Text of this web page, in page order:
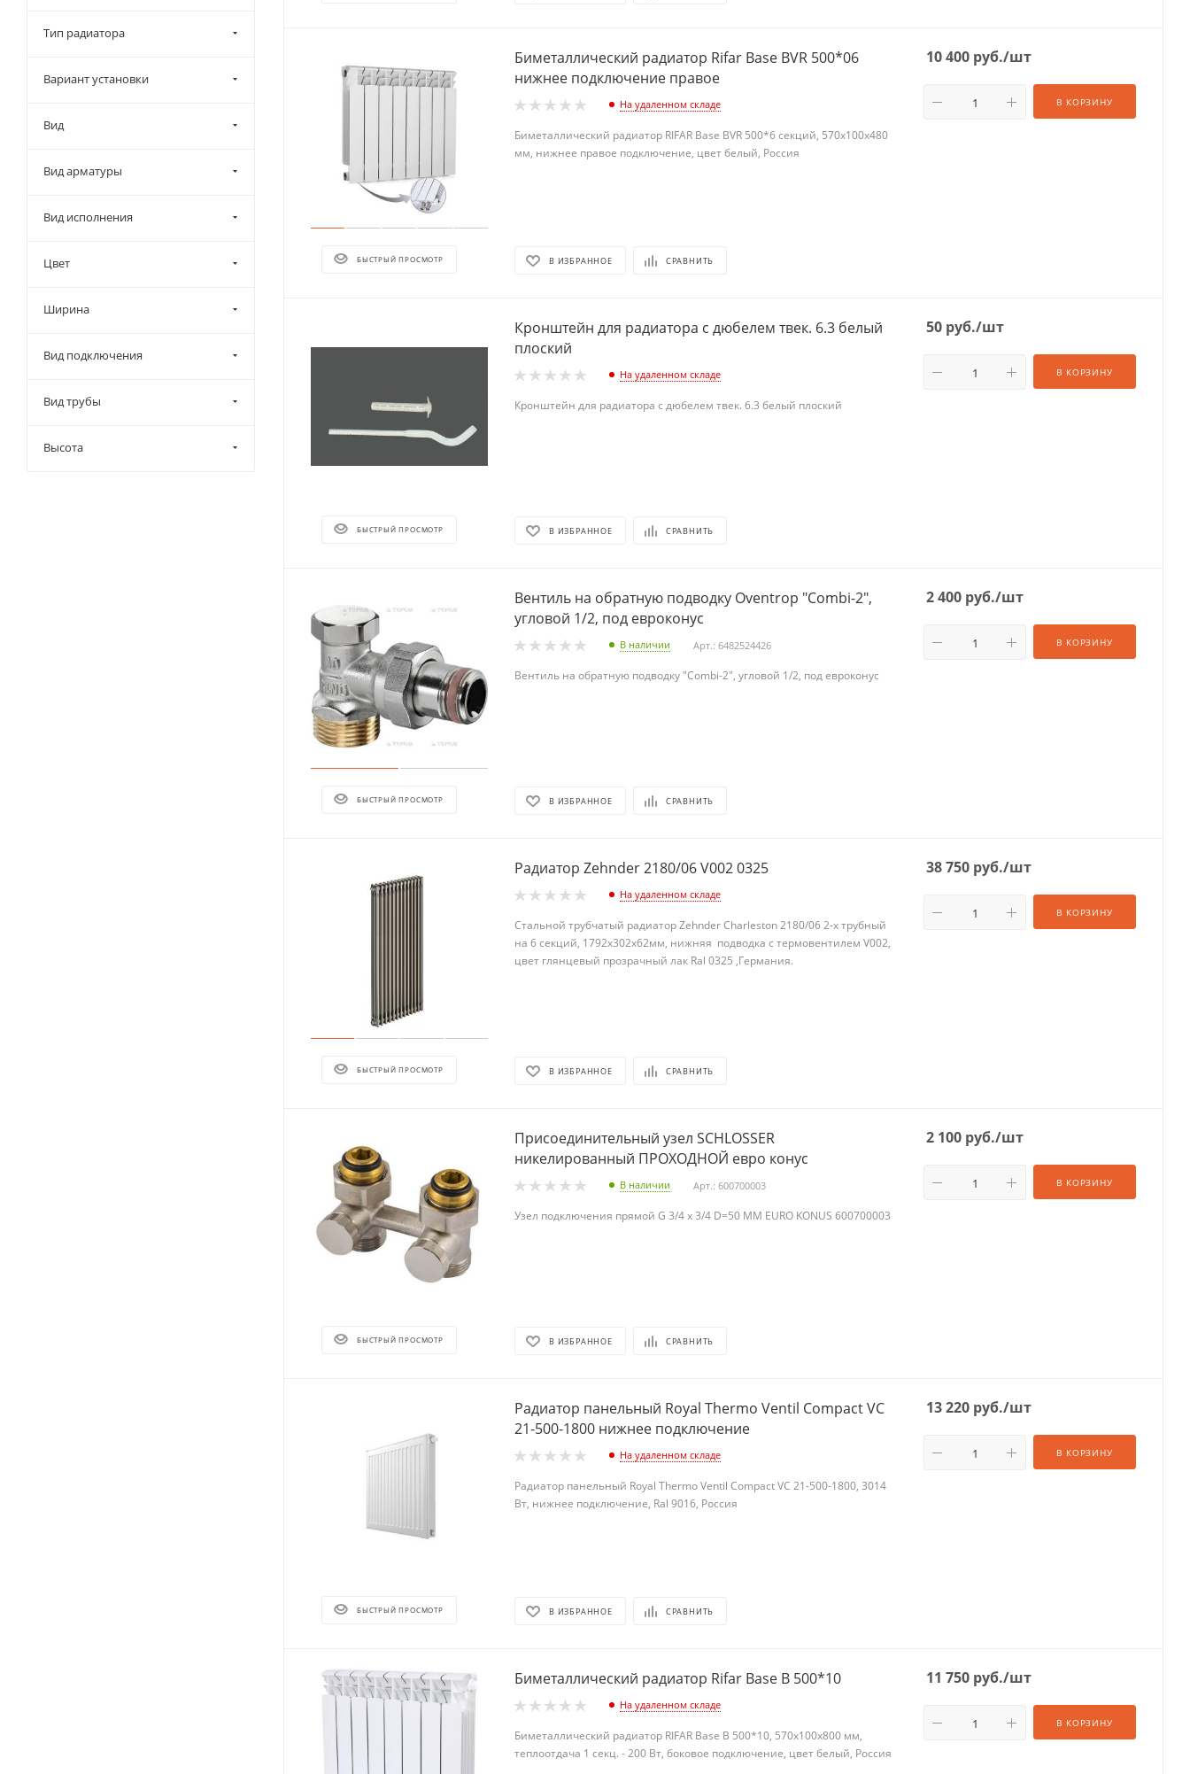
БЫСТРЫЙ ПРОСМОТР
Биметаллический радиатор Rifar Base BVR 500*06
нижнее подключение правое
На удаленном складе
Биметаллический радиатор RIFAR Base BVR 500*6 секций, 570х100х480
мм, нижнее правое подключение, цвет белый, Россия
В ИЗБРАННОЕ СРАВНИТЬ
10 400 руб./шт
В КОРЗИНУ
БЫСТРЫЙ ПРОСМОТР
Кронштейн для радиатора с дюбелем твек. 6.3 белый
плоский
На удаленном складе
Кронштейн для радиатора с дюбелем твек. 6.3 белый плоский
В ИЗБРАННОЕ СРАВНИТЬ
50 руб./шт
В КОРЗИНУ
БЫСТРЫЙ ПРОСМОТР
Вентиль на обратную подводку Oventrop "Combi-2",
угловой 1/2, под евроконус
В наличии Арт.: 6482524426
Вентиль на обратную подводку "Combi-2", угловой 1/2, под евроконус
В ИЗБРАННОЕ СРАВНИТЬ
2 400 руб./шт
В КОРЗИНУ
БЫСТРЫЙ ПРОСМОТР
Радиатор Zehnder 2180/06 V002 0325
На удаленном складе
Стальной трубчатый радиатор Zehnder Charleston 2180/06 2-х трубный
на 6 секций, 1792х302х62мм, нижняя подводка с термовентилем V002,
цвет глянцевый прозрачный лак Ral 0325 ,Германия.
В ИЗБРАННОЕ СРАВНИТЬ
38 750 руб./шт
В КОРЗИНУ
БЫСТРЫЙ ПРОСМОТР
Присоединительный узел SCHLOSSER
никелированный ПРОХОДНОЙ евро конус
В наличии Арт.: 600700003
Узел подключения прямой G 3/4 x 3/4 D=50 MM EURO KONUS 600700003
В ИЗБРАННОЕ СРАВНИТЬ
2 100 руб./шт
В КОРЗИНУ
БЫСТРЫЙ ПРОСМОТР
Радиатор панельный Royal Thermo Ventil Compact VC
21-500-1800 нижнее подключение
На удаленном складе
Радиатор панельный Royal Thermo Ventil Compact VC 21-500-1800, 3014
Вт, нижнее подключение, Ral 9016, Россия
В ИЗБРАННОЕ СРАВНИТЬ
13 220 руб./шт
В КОРЗИНУ
Биметаллический радиатор Rifar Base B 500*10
На удаленном складе
Биметаллический радиатор RIFAR Base B 500*10, 570х100х800 мм,
теплоотдача 1 секц. - 200 Вт, боковое подключение, цвет белый, Россия
11 750 руб./шт
В КОРЗИНУ
Тип радиатора
Вариант установки
Вид
Вид арматуры
Вид исполнения
Цвет
Ширина
Вид подключения
Вид трубы
Высота